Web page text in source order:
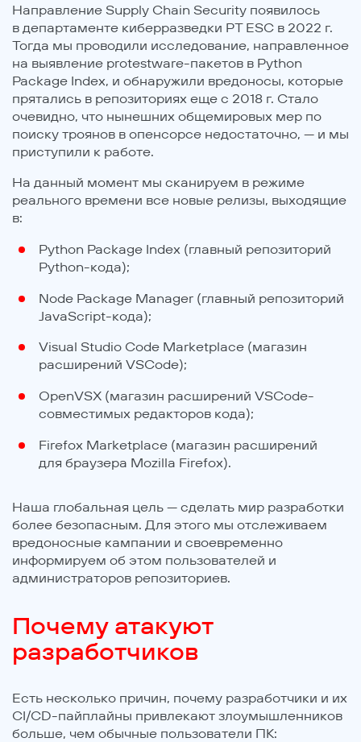
Направление Supply Chain Security появилось
в департаменте киберразведки PT ESC в 2022 г.
Тогда мы проводили исследование, направленное
на выявление protestware-пакетов в Python
Package Index, и обнаружили вредоносы, которые
прятались в репозиториях еще с 2018 г. Стало
очевидно, что нынешних общемировых мер по
поиску троянов в опенсорсе недостаточно, — и мы
приступили к работе.
На данный момент мы сканируем в режиме
реального времени все новые релизы, выходящие
в:
Python Package Index (главный репозиторий
Python-кода);
Node Package Manager (главный репозиторий
JavaScript-кода);
Visual Studio Code Marketplace (магазин
расширений VSCode);
OpenVSX (магазин расширений VSCode-
совместимых редакторов кода);
Firefox Marketplace (магазин расширений
для браузера Mozilla Firefox).
Наша глобальная цель — сделать мир разработки
более безопасным. Для этого мы отслеживаем
вредоносные кампании и своевременно
информируем об этом пользователей и
администраторов репозиториев.
Почему атакуют
разработчиков
Есть несколько причин, почему разработчики и их
CI/CD-пайплайны привлекают злоумышленников
больше, чем обычные пользователи ПК: